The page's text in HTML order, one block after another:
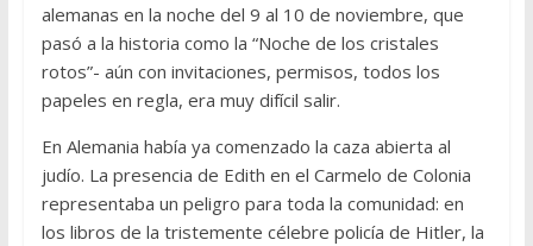
alemanas en la noche del 9 al 10 de noviembre, que
pasó a la historia como la “Noche de los cristales
rotos”- aún con invitaciones, permisos, todos los
papeles en regla, era muy difícil salir.
En Alemania había ya comenzado la caza abierta al
judío. La presencia de Edith en el Carmelo de Colonia
representaba un peligro para toda la comunidad: en
los libros de la tristemente célebre policía de Hitler, la